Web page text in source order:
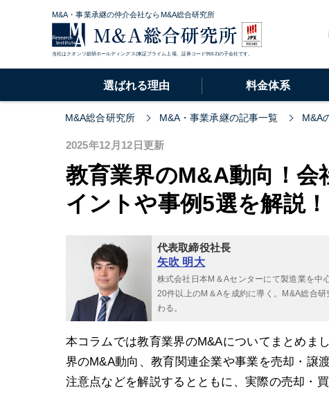
M&A・事業承継の仲介会社ならM&A総合研究所
当社はクオンツ総研ホールディングス(東証プライム上場、証券コード9552)の子会社です。
選ばれる理由 料金体系
M&A総合研究所 M&A・事業承継の記事一覧 M&A
2025年12月12日更新
教育業界のM&A動向！
イントや事例5選を解説！
代表取締役社長
矢吹 明大
株式会社日本M＆Aセンターにて製造業を中
20件以上のM＆Aを成約に導く。M&A総合
わる。
本コラムでは教育業界のM&Aについてまとめま
界のM&A動向、教育関連企業や事業を売却・譲
注意点などを解説するとともに、実際の売却・